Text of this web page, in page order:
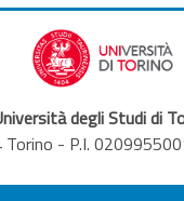
degli Studi di
Torino - P.I.